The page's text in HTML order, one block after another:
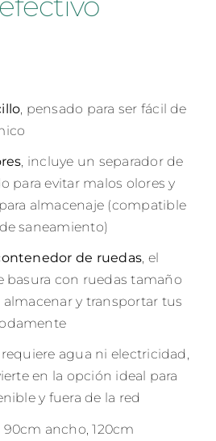
, pensado para ser fácil de
, incluye un separador de
para evitar malos olores y
almacenaje (compatible
saneamiento)
de ruedas, el
basura con ruedas tamaño
y transportar tus
requiere agua ni electricidad,
en la opción ideal para
y fuera de la red
, 90cm ancho, 120cm